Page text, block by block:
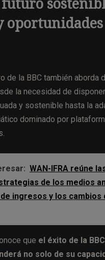
oportunidades
de la BBC también aborda
la necesidad de
y sostenible hasta la
dominado por
WAN-IFRA reúne
de los medios
ingresos y los cambios
que el éxito de la
no solo de su